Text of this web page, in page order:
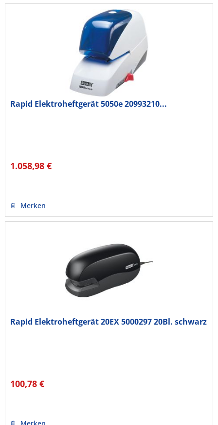
Rapid Elektroheftgerät 5050e 20993210...
1.058,98 €
Merken
Rapid Elektroheftgerät 20EX 5000297 20Bl. schwarz
100,78 €